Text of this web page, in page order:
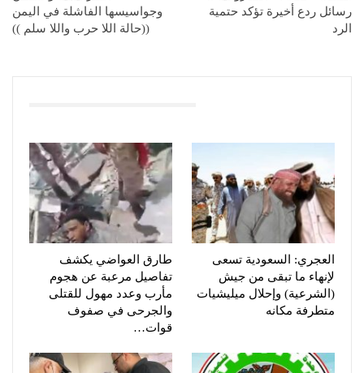
رسائل ردع أخيرة تؤكد حتمية
الرد
وجواسيسها الفاشلة في اليمن
((حالة اللا حرب واللا سلم ))
العجري: السعودية تسعى
لإنهاء ما تبقى من جيش
(الشرعية) وإحلال ميليشيات
متطرفة مكانه
طارق العواضي يكشف
تفاصيل مرعبة عن هجوم
مأرب وعدد مهول للقتلى
والجرحى في صفوف
قوات…